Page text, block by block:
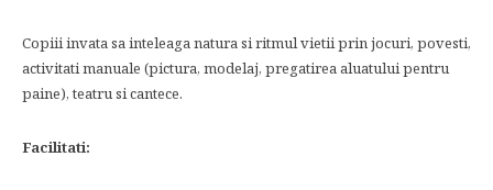
Copiii invata sa inteleaga natura si ritmul vietii prin jocuri, povesti,
activitati manuale (pictura, modelaj, pregatirea aluatului pentru
paine), teatru si cantece.
Facilitati: